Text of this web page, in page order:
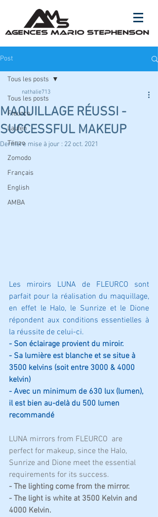
Post
Tous les posts
Fleurco
Laufen
Tënzo
Zomodo
Français
English
AMBA
Tous les posts
MAQUILLAGE RÉUSSI -
SUCCESSFUL MAKEUP
nathalie713
Dernière mise à jour : 22 oct. 2021
Les miroirs LUNA de FLEURCO sont
parfait pour la réalisation du maquillage,
en effet le Halo, le Sunrize et le Dione
répondent aux conditions essentielles à
la réussite de celui-ci.
- Son éclairage provient du miroir.
- Sa lumière est blanche et se situe à
3500 kelvins (soit entre 3000 & 4000
kelvin)
- Avec un minimum de 630 lux (lumen),
il est bien au-delà du 500 lumen
recommandé
LUNA mirrors from FLEURCO  are
perfect for makeup, since the Halo,
Sunrize and Dione meet the essential
requirements for its success.
- The lighting come from the mirror.
- The light is white at 3500 Kelvin and
4000 Kelvin.